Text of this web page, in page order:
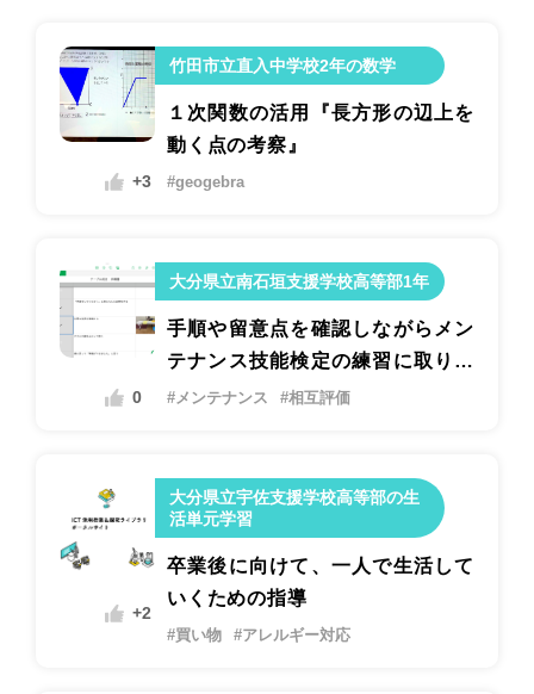
竹田市立直入中学校2年の数学
+3
１次関数の活用『長方形の辺上を
動く点の考察』
#geogebra
大分県立南石垣支援学校高等部1年
0
手順や留意点を確認しながらメン
テナンス技能検定の練習に取り組
むための指導
#メンテナンス #相互評価
大分県立宇佐支援学校高等部の生
活単元学習
+2
卒業後に向けて、一人で生活して
いくための指導
#買い物 #アレルギー対応